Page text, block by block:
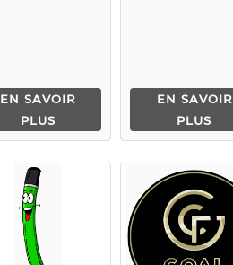
EN SAVOIR
PLUS
EN SAVOIR
PLUS